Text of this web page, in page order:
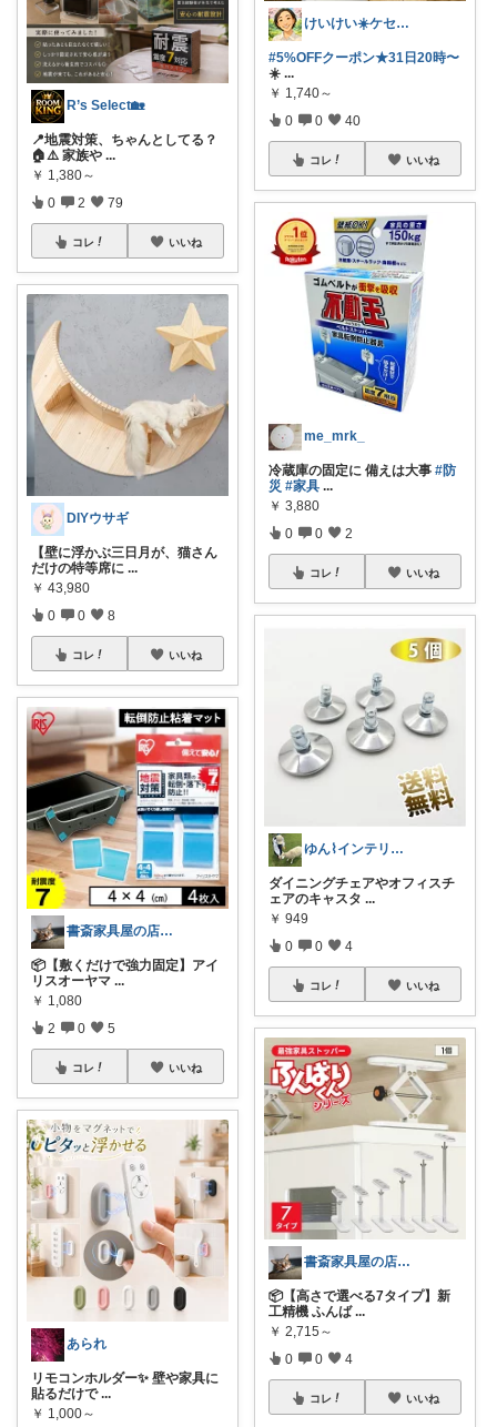
R’s Select🏡
📍地震対策、ちゃんとしてる？
🏠⚠️ 家族や ...
￥ 1,380～
0 2 79
コレ いいね
DIYウサギ
【壁に浮かぶ三日月が、猫さん
だけの特等席に ...
￥ 43,980
0 0 8
コレ いいね
書斎家具屋の店長奥田
📦【敷くだけで強力固定】アイ
リスオーヤマ ...
￥ 1,080
2 0 5
コレ いいね
あられ
リモコンホルダー✨ 壁や家具に
貼るだけで ...
￥ 1,000～
けいけい☀️ケセラセラと軽やかに🌻
#5%OFFクーポン★31日20時〜
☀️ ...
￥ 1,740～
0 0 40
コレ いいね
me_mrk_
冷蔵庫の固定に 備えは大事 #防
災 #家具 ...
￥ 3,880
0 0 2
コレ いいね
ゆん⌇インテリアと生活雑貨がメイン🧸
ダイニングチェアやオフィスチ
ェアのキャスタ ...
￥ 949
0 0 4
コレ いいね
書斎家具屋の店長奥田
📦【高さで選べる7タイプ】新
工精機 ふんば ...
￥ 2,715～
0 0 4
コレ いいね